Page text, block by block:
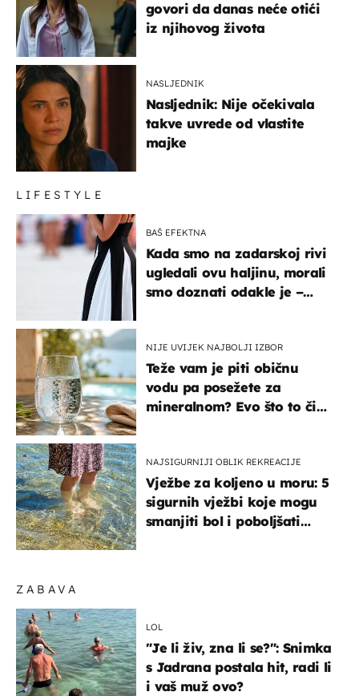
ZABAVA
LOL
"Je li živ, zna li se?": Snimka
s Jadrana postala hit, radi li
i vaš muž ovo?
govori da danas neće otići
iz njihovog života
NASLJEDNIK
Nasljednik: Nije očekivala
takve uvrede od vlastite
majke
LIFESTYLE
BAŠ EFEKTNA
Kada smo na zadarskoj rivi
ugledali ovu haljinu, morali
smo doznati odakle je –
NIJE UVIJEK NAJBOLJI IZBOR
Teže vam je piti običnu
vodu pa posežete za
mineralnom? Evo što to čini
NAJSIGURNIJI OBLIK REKREACIJE
Vježbe za koljeno u moru: 5
sigurnih vježbi koje mogu
smanjiti bol i poboljšati